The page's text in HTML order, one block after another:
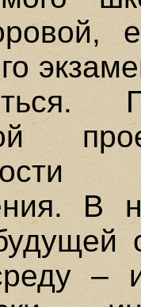
В
–